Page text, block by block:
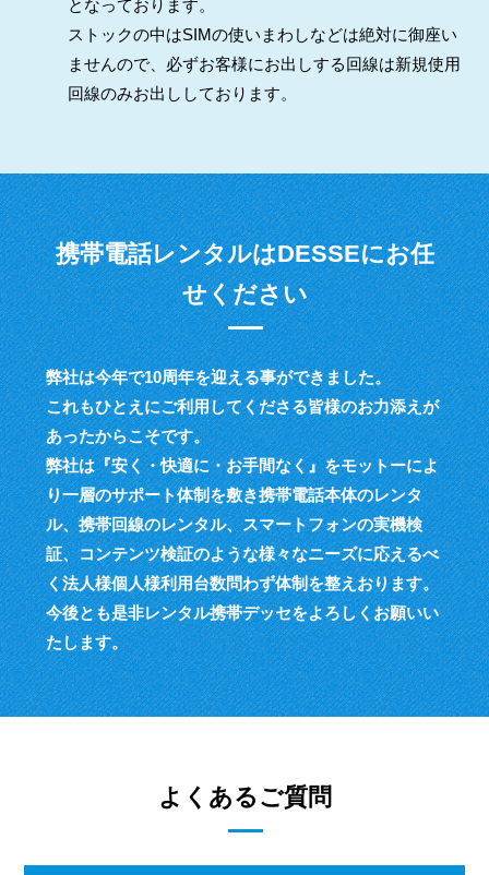
となっております。
ストックの中はSIMの使いまわしなどは絶対に御座い
ませんので、必ずお客様にお出しする回線は新規使用
回線のみお出ししております。
携帯電話レンタルはDESSEにお任
せください
弊社は今年で10周年を迎える事ができました。
これもひとえにご利用してくださる皆様のお力添えが
あったからこそです。
弊社は『安く・快適に・お手間なく』をモットーによ
り一層のサポート体制を敷き携帯電話本体のレンタ
ル、携帯回線のレンタル、スマートフォンの実機検
証、コンテンツ検証のような様々なニーズに応えるべ
く法人様個人様利用台数問わず体制を整えおります。
今後とも是非レンタル携帯デッセをよろしくお願いい
たします。
よくあるご質問